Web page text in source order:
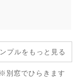
プルをもっと見る
※別窓でひらきます